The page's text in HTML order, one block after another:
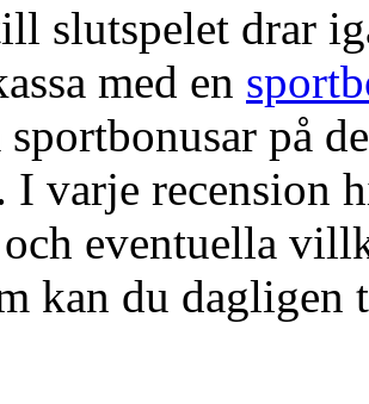
slutspelet drar
med en
på
I varje recension
eventuella
kan du dagligen